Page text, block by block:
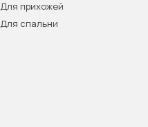
Для прихожей
Для спальни